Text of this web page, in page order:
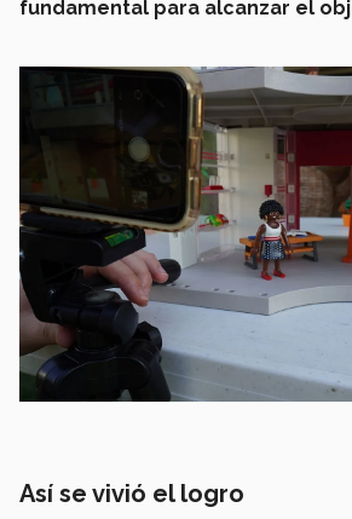
fundamental para alcanzar el
Así se vivió el logro